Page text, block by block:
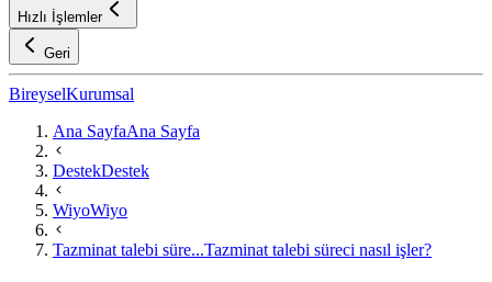
Hızlı İşlemler
Geri
BireyselKurumsal
Ana SayfaAna Sayfa
DestekDestek
WiyoWiyo
Tazminat talebi süre...Tazminat talebi süreci nasıl işler?